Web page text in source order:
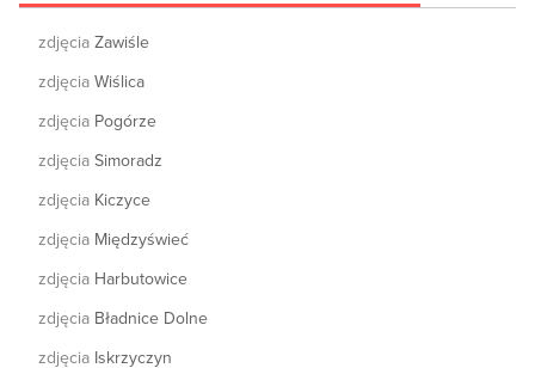
zdjęcia Zawiśle
zdjęcia Wiślica
zdjęcia Pogórze
zdjęcia Simoradz
zdjęcia Kiczyce
zdjęcia Międzyświeć
zdjęcia Harbutowice
zdjęcia Bładnice Dolne
zdjęcia Iskrzyczyn